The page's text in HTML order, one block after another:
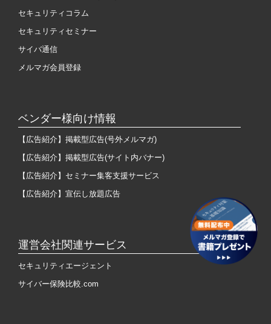
セキュリティコラム
セキュリティセミナー
サイバ通信
メルマガ会員登録
ベンダー様向け情報
【広告紹介】掲載型広告(号外メルマガ)
【広告紹介】掲載型広告(サイト内バナー)
【広告紹介】セミナー集客支援サービス
【広告紹介】宣伝し放題広告
運営会社関連サービス
セキュリティエージェント
サイバー保険比較.com